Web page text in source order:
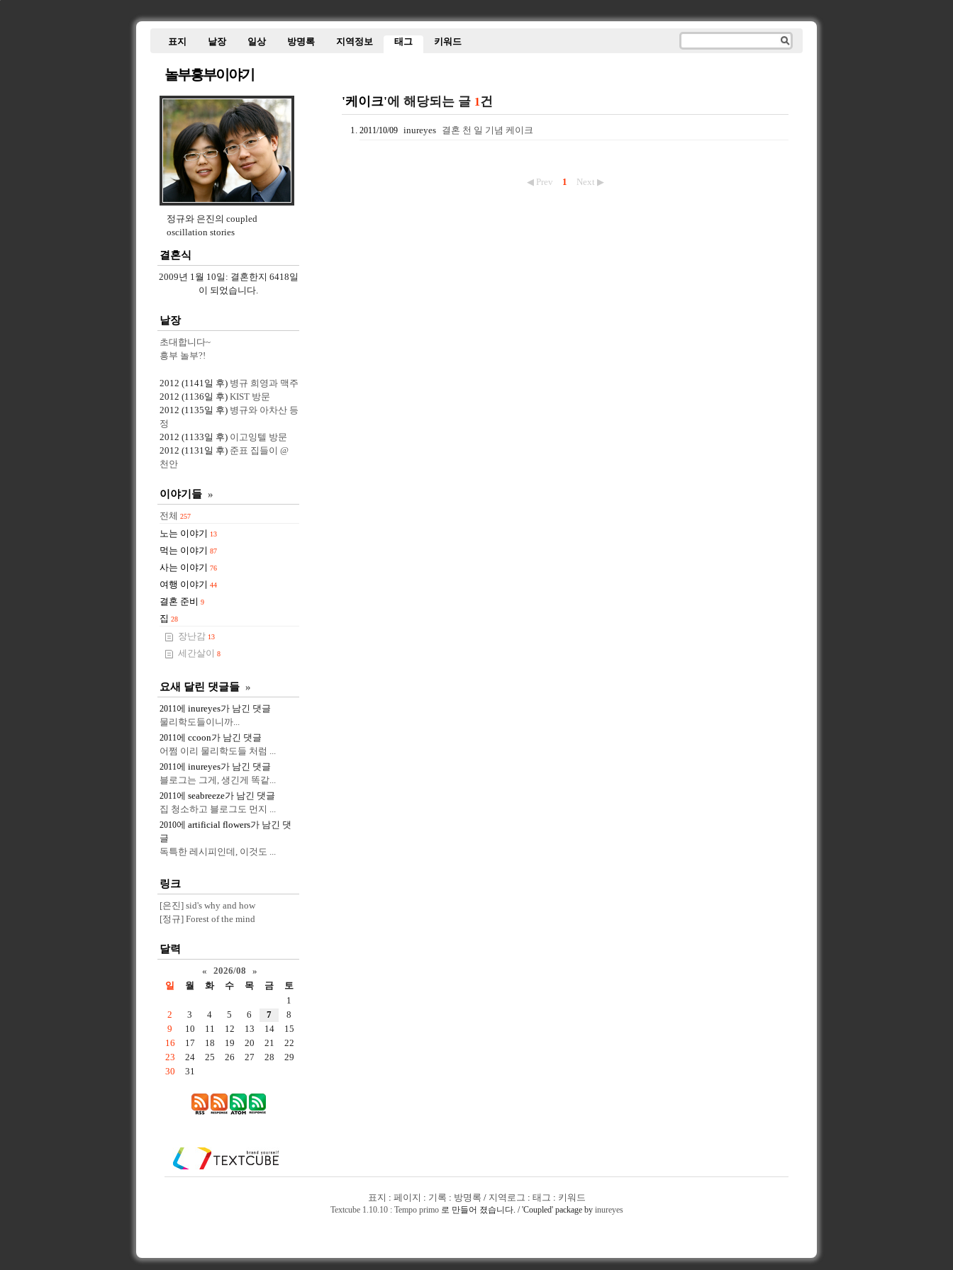
놀부흥부이야기
표지 낱장 일상 방명록 지역정보 태그 키워드
'케이크'에 해당되는 글 1건
2011/10/09 inureyes 결혼 천 일 기념 케이크
◀ Prev 1 Next ▶
정규와 은진의 coupled
oscillation stories
결혼식
2009년 1월 10일: 결혼한지 6418일
이 되었습니다.
낱장
초대합니다~
흥부 놀부?!
2012 (1141일 후) 병규 희영과 맥주
2012 (1136일 후) KIST 방문
2012 (1135일 후) 병규와 아차산 등
정
2012 (1133일 후) 이고잉텔 방문
2012 (1131일 후) 준표 집들이 @
천안
이야기들 »
전체 257
노는 이야기 13
먹는 이야기 87
사는 이야기 76
여행 이야기 44
결혼 준비 9
집 28
장난감 13
세간살이 8
요새 달린 댓글들 »
2011 에 inureyes가 남긴 댓글
물리학도들이니까...
2011 에 ccoon가 남긴 댓글
어쩜 이리 물리학도들 처럼 ...
2011 에 inureyes가 남긴 댓글
블로그는 그게, 생긴게 똑같...
2011 에 seabreeze가 남긴 댓글
집 청소하고 블로그도 먼지 ...
2010에 artificial flowers가 남긴 댓
글
독특한 레시피인데, 이것도 ...
링크
[은진] sid's why and how
[정규] Forest of the mind
달력
« 2026/08
»
일
월 화 수 목 금
토
1
2
3 4 5 6 7
8
9
10 11 12 13 14
15
16
17 18 19 20 21
22
23
24 25 26 27 28
29
30
31
표지 : 페이지 : 기록 : 방명록 / 지역로그 : 태그 : 키워드
Textcube 1.10.10 : Tempo primo로 만들어 졌습니다. / 'Coupled' package by inureyes